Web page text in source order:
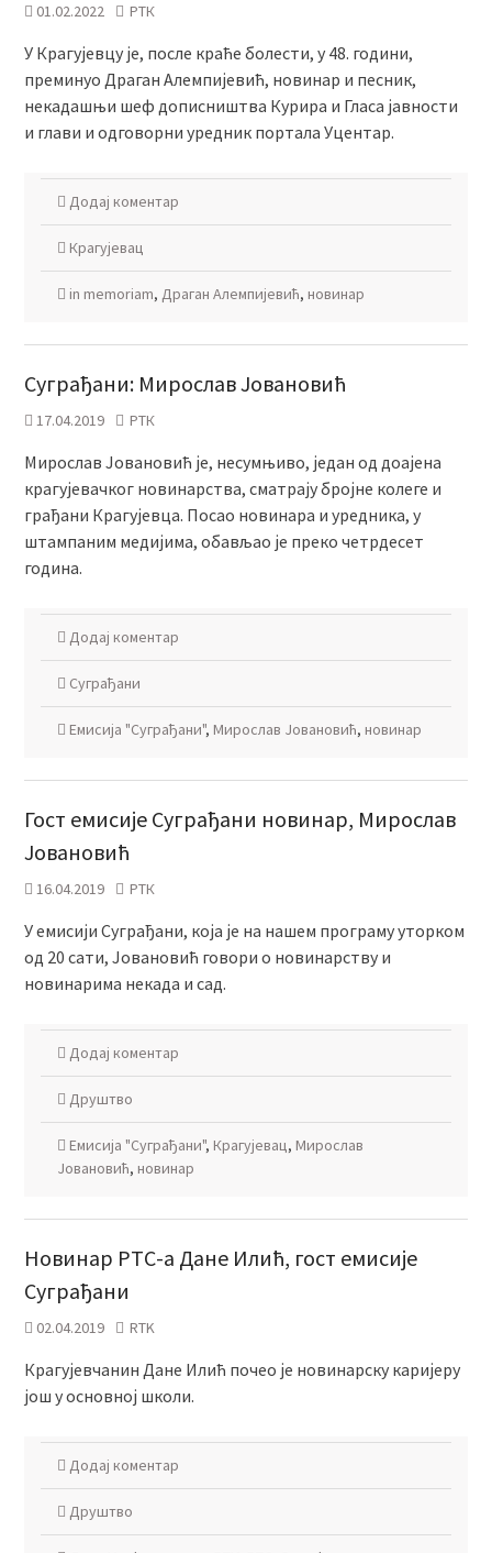
01.02.2022 РТК
У Крагујевцу је, после краће болести, у 48. години,
преминуо Драган Алемпијевић, новинар и песник,
некадашњи шеф дописништва Курира и Гласа јавности
и глави и одговорни уредник портала Уцентар.
Додај коментар
Крагујевац
in memoriam, Драган Алемпијевић, новинар
Суграђани: Мирослав Јовановић
17.04.2019 РТК
Мирослав Јовановић је, несумњиво, један од доајена
крагујевачког новинарства, сматрају бројне колеге и
грађани Крагујевца. Посао новинара и уредника, у
штампаним медијима, обављао је преко четрдесет
година.
Додај коментар
Суграђани
Емисија "Суграђани", Мирослав Јовановић, новинар
Гост емисије Суграђани новинар, Мирослав
Јовановић
16.04.2019 РТК
У емисији Суграђани, која је на нашем програму уторком
од 20 сати, Јовановић говори о новинарству и
новинарима некада и сад.
Додај коментар
Друштво
Емисија "Суграђани", Крагујевац, Мирослав
Јовановић, новинар
Новинар РТС-а Дане Илић, гост емисије
Суграђани
02.04.2019 RTK
Крагујевчанин Дане Илић почео је новинарску каријеру
још у основној школи.
Додај коментар
Друштво